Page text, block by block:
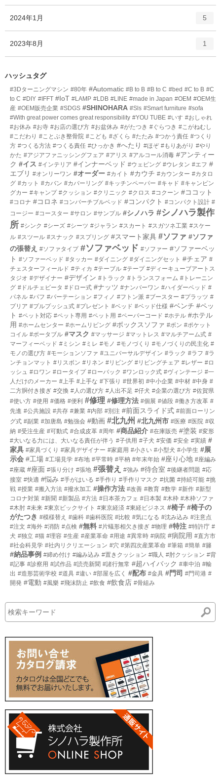
ー
ー
2024年1月
ー
5
2023年8月
リ
数
1
ハッシュタグ
#3Dターニングマシン #80年 #Automatic #B to B #B to C #bed #C to B #C
to C #DIY #IFFT #IoT #LAMP #LDB #LINE #made in Japan #OEM #OEM生
産 #OEM販売企業 #SDGS #SHINOHARA #Sls #Smart furniture #sofa
#With great power comes great responsibility #YOU TUBE #いす #おしゃれ
#お休み #お寺 #お店の選び方 #お盆休み #がたつき #ぐらつき #こがねむし
#こだわり #ことぶき整骨院 #こども #ざくら #たたみ #つかう責任 #つくり
方 #つくる方法 #つくる責任 #ひっかき #へたり #ほぞ #もりあがり #やり
かた #アジアファニッシングフェア #アリス #アルコール消毒 #アンティー
ク #イス #インテリア #インナーベッド #ウェピング #ウレタン #エフ #
エブリ #オンリーワン #オーダー #カイト #カウチ #カウンター #カタロ
グ #カット #カバン #カバーリング #キッチンペーパー #キャド #キャンピン
グカー #キャンプ #クッション #クリニック #クロス #コクーン #ココット
#コロナ #コロネ #コンバーチブルベッド #コンパクト #コンパクト設計 #
コージー #コースター #サロン #サンプル #シノハラ #シノハラ製作
所 #シンク #シーズ #シーツ #ジャラン #スカート #スガツネ工業 #スケー
ル #スツール #スナック #スプリング #スマート家具 #ソファ #ソファ
の張替え #ソファタイプ #ソファベッド #ソファー #ソファーベッ
ト #ソファーベッド #タッカー #ダイニング #ダイニングセット #チェア #
チェスターフィールド #ティカ #テーブル #テープ #ディーキューブアートス
タジオ #デザイナー #デザイン #トラック #トランスフォーム #トレーニン
グ #ドルチェビータ #ドロー式 #ナッツ #ナンバーワン #ハイダーベッド #
パネル #パフ #パーテーション #フィノ #フトン派 #ブースター #プラッツ #
プリア #プルプッシュ式 #プレゼント #ベッド #ベッド仕様 #ベンチ #ペッ
ト #ペット対応 #ペット専用 #ペット用 #ペーパーコード #ホテル #ホテル
用 #ホームセンター #ホームリビング #ボックスソファ #ボン #ポケット
コイル #ポータブル #マスク #マッサージ #マットレス #マルチアーム式 #
マーフィーベッド #ミシン #ミレ #モノ #モノづくり #モノづくりの民主化 #
モノの選び方 #モーションソファ #ユニバーサルデザイン #ラック #ラフ #ラ
ンチョンマット #リスボン #リネン #リビング #リビングチェア #レザー #ロ
ッシュ #ロワン #ロータイプ #ローバック #ワンロック式 #ヴィンテージ #一
人だけのメーカー #上手 #上手な #下張り #世界初 #中小企業 #中材 #中身 #
二方胴付き接ぎ #交換 #人の選び方 #人出不足 #仔犬 #企業の選び方 #佐賀県
#使い方 #使用 #価格 #便利 #修理 #修理方法 #個展 #値段 #働き方改革 #
先進 #公共施設 #共存 #兼業 #内部 #別注 #前面スライド式 #前面ローリン
グ式 #副業 #加唐島 #勉強会 #動画 #北九州 #北九州市 #医療 #医院 #収
納 #受注生産 #可動式 #合成皮革 #周年 #商品紹介 #在庫販売 #塗装 #変形
#大いなる力には、大いなる責任が伴う #子供用 #子犬 #安価 #安全 #実績 #
家具 #家具づくり #家具デザイナー #家庭用 #小さい #小型犬 #小学生 #展
示会 #工場 #工場見学 #布地 #平常時 #平枘 #年末年始 #座り心地 #座編み
#座蔵 #座面 #張り分け #張地 #張替え #強み #待合室 #後継者問題 #応
接室 #快適 #悩み #手がはいる #手作り #手作りマスク #抗菌 #持続可能 #挑
戦 #授業 #搬入方法 #撥水加工 #操作方法 #改善 #教育 #数学 #新作 #新型
コロナ対策 #新聞 #新製品 #方法 #日本茶カフェ #日本製 #木枠 #木枠ソファ
#木肘 #未来 #東京ビックサイト #東京経済 #東経ビジネス #椅子 #椅子の
がたつき #模様替え #歯科 #歯科医院 #比較 #気になる #沈み込み #注意点
#注文 #海外 #消防 #点検 #無料 #片蟻形相欠き接ぎ #物理 #特注 #特許庁 #
犬 #独立 #猫 #理容 #生産 #産業革命 #用途 #異常時 #病院 #病院用 #直方市
#社会科見学 #社内リクリエーション #穴 #第四次産業革命 #筆箱 #簡単 #籐
#納品事例 #締め付け #編み込み #置きクッション #職人 #肘クッション #背
#記事 #診察用 #試作品 #読売新聞 #諸行無常 #超ハイバック #車中泊 #輸
出 #造形芸術学校 #道具 #違い #部屋を広く #配布 #金具 #門司 #門司港 #
開発 #電動 #風樂 #飛沫防止 #飲食 #飲食店 #骨組み